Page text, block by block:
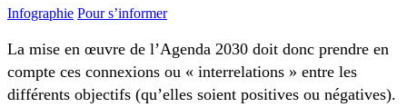
Infographie Pour s’informer
La mise en œuvre de l’Agenda 2030 doit donc prendre en
compte ces connexions ou « interrelations » entre les
différents objectifs (qu’elles soient positives ou négatives).